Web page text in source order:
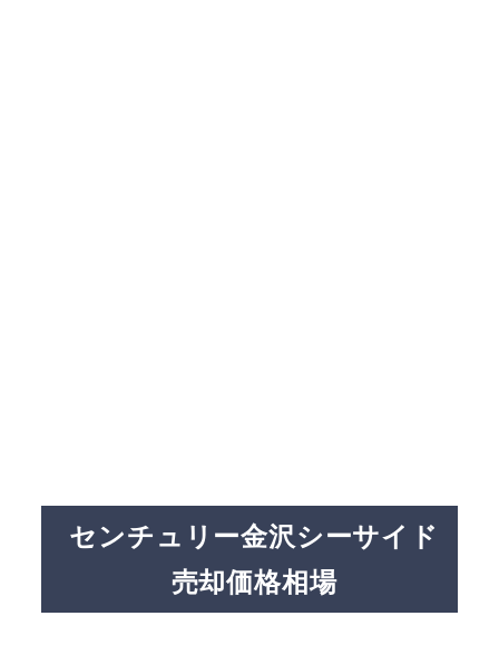
センチュリー金沢シーサイド
売却価格相場